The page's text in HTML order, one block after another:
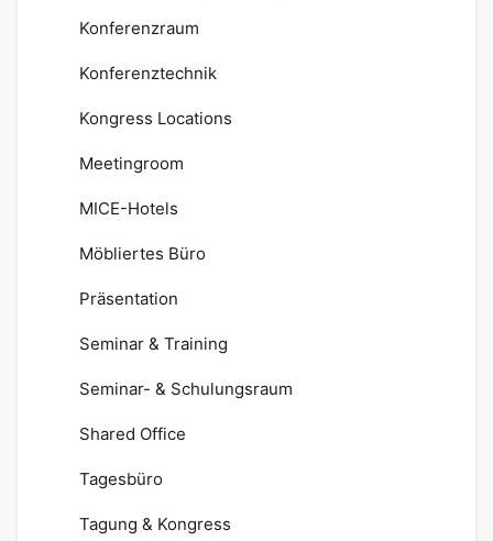
Konferenzraum
Konferenztechnik
Kongress Locations
Meetingroom
MICE-Hotels
Möbliertes Büro
Präsentation
Seminar & Training
Seminar- & Schulungsraum
Shared Office
Tagesbüro
Tagung & Kongress